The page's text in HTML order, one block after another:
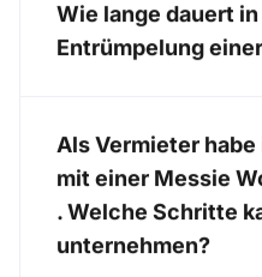
Wie lange dauert
Entrümpelung
Als Vermieter
mit einer Messie
. Welche Schritte
unternehmen?